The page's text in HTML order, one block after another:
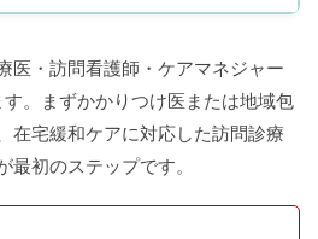
医・訪問看護師・ケアマネジャー
。まずかかりつけ医または地域包
在宅緩和ケアに対応した訪問診療
初のステップです。